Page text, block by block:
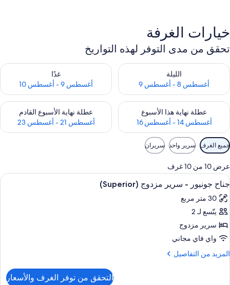
خيارات الغرفة
تحقق من مدى التوفر لهذه التواريخ
الليلة
أغسطس 8 - أغسطس 9
تحقق من مدى التوفر لليلة للفترة أغسطس 8 - أغسطس 9
غدًا
أغسطس 9 - أغسطس 10
تحقق من مدى التوفر لغد للفترة أغسطس
عطلة نهاية هذا الأسبوع
أغسطس 14 - أغسطس 16
تحقق من مدى التوفر لعطلة نهاية هذا الأسبوع للفترة أغسطس 14 - أغسطس 16
عطلة نهاية الأسبوع القادم
أغسطس 21 - أغسطس 23
تحقق من مدى التوفر لعطلة نهاية
عوامل
التصفية
المتاحة
للغرف
جميع الغرف سرير واحد سريران
عرض 10 من 10 غرف
استعراض
جميع
صور
جناح
جونيور
-
سرير
مزدوج
ملاءات للفراش لا تسبب الحساسية
8
جناح جونيور - سرير مزدوج (Superior)
30 متر مربع
يتّسع لـ 2
سرير مزدوج
واي فاي مجاني
المزيد من التفاصيل
المزيد
التحقق من توفر الغرف والأسعار